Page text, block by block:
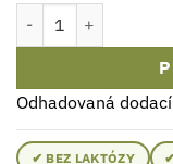
Yango Black Garlic
Odhadovaná
✔ BEZ LAKTÓZY